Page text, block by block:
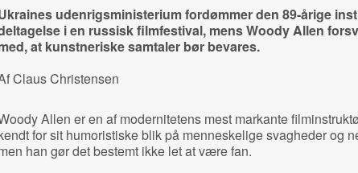
udenrigsministerium fordømmer den 89-årige
i en russisk filmfestival, mens Woody Allen
at kunstneriske samtaler bør bevares.
Claus Christensen
Allen er en af modernitetens mest markante
for sit humoristiske blik på menneskelige svagheder og
han gør det bestemt ikke let at være fan.